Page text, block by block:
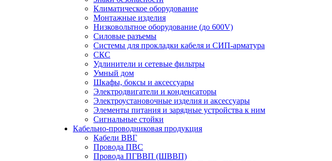
Климатическое оборудование
Монтажные изделия
Низковольтное оборудование (до 600V)
Силовые разъемы
Системы для прокладки кабеля и СИП-арматура
СКС
Удлинители и сетевые фильтры
Умный дом
Шкафы, боксы и аксессуары
Электродвигатели и конденсаторы
Электроустановочные изделия и аксессуары
Элементы питания и зарядные устройства к ним
Сигнальные стойки
Кабельно-проводниковая продукция
Кабели ВВГ
Провода ПВС
Провода ПГВВП (ШВВП)